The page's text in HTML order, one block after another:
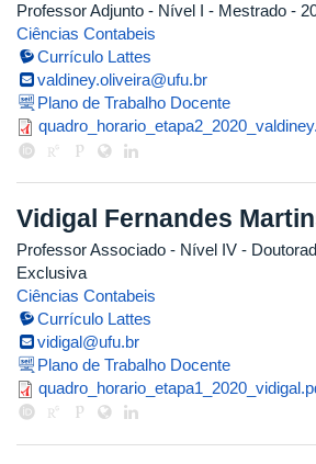
Professor Adjunto - Nível I - Mestrado -
Ciências Contabeis
Currículo Lattes
valdiney.oliveira@ufu.br
Plano de Trabalho Docente
Vidigal Fernandes
Professor Associado - Nível IV -
Exclusiva
Ciências Contabeis
Currículo Lattes
vidigal@ufu.br
Plano de Trabalho Docente